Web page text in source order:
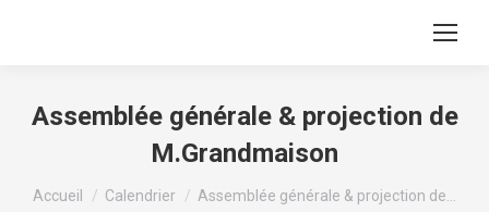
Assemblée générale & projection de
M.Grandmaison
Vous êtes ici :
Accueil Calendrier Assemblée générale & projection de…